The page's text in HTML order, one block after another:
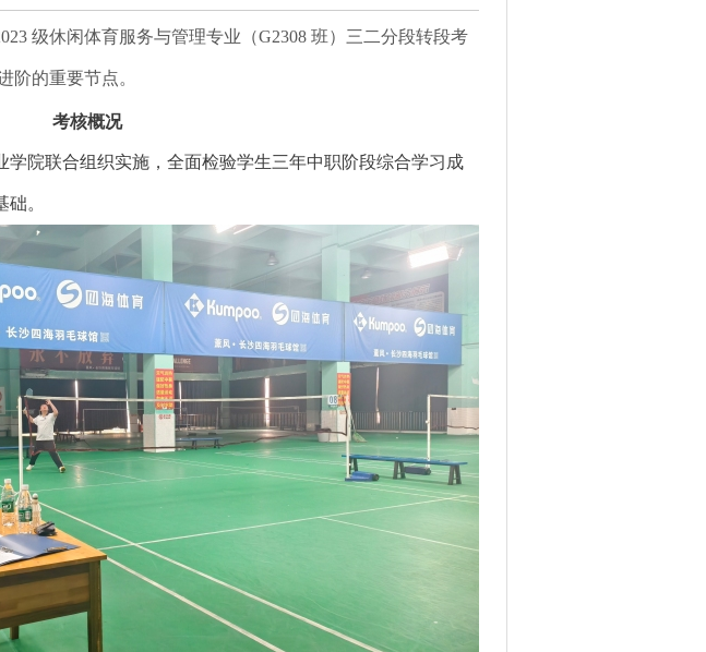
级休闲体育服务与管理专业（G2308 班）三二分段转段考
阶的重要节点。
考核概况
学院联合组织实施，全面检验学生三年中职阶段综合学习成
。